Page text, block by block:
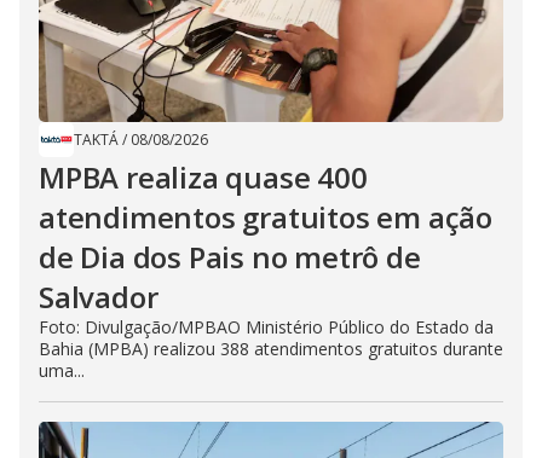
TAKTÁ/ 08/08/2026
MPBA realiza quase 400
atendimentos gratuitos em ação
de Dia dos Pais no metrô de
Salvador
Foto: Divulgação/MPBAO Ministério Público do Estado da
Bahia (MPBA) realizou 388 atendimentos gratuitos durante
uma...